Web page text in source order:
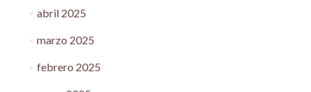
abril 2025
marzo 2025
febrero 2025